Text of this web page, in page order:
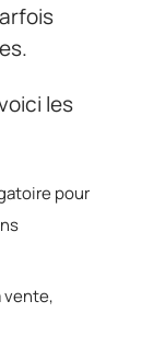
les
pour
vente,